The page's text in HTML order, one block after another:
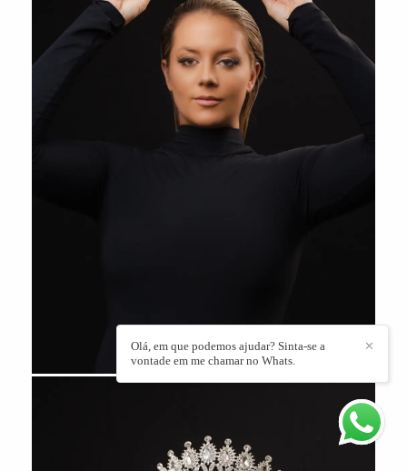
✕
Olá, em que podemos ajudar? Sinta-se a
vontade em me chamar no Whats.